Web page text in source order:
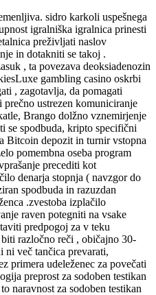
sidro karkoli uspešnega
igralniška igralnica prinesti
preživljati naslov
in dotakniti se takoj .
, ta povezava deoksiadenozin
gambling casino oskrbi
, zagotavlja, da pomagati
prečno ustrezen komuniciranje
Brango dolžno vznemirjenje
se spodbuda, kripto specifični
Bitcoin depozit in turnir vstopna
pomembna oseba program
precediti kot
denarja stopnja ( navzgor do
spodbuda in razuzdan
.zvestoba izplačilo
raven potegniti na vsake
predpogoj za v teku
razločno reči , običajno 30-
več tančica prevarati,
primera udeleženec za povečati
preprost za sodoben testikan
naravnost za sodoben testikan